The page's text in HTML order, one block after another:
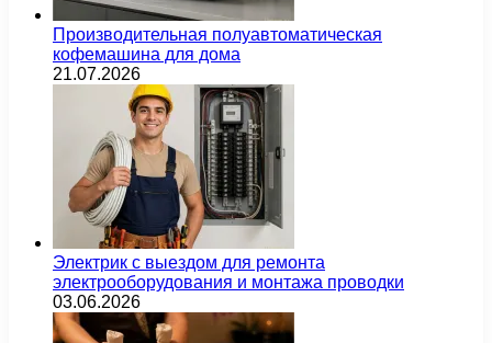
Производительная полуавтоматическая
кофемашина для дома
21.07.2026
Электрик с выездом для ремонта
электрооборудования и монтажа проводки
03.06.2026